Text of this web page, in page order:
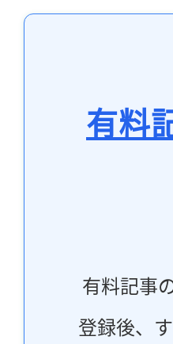
有料
有料記事
登録後、